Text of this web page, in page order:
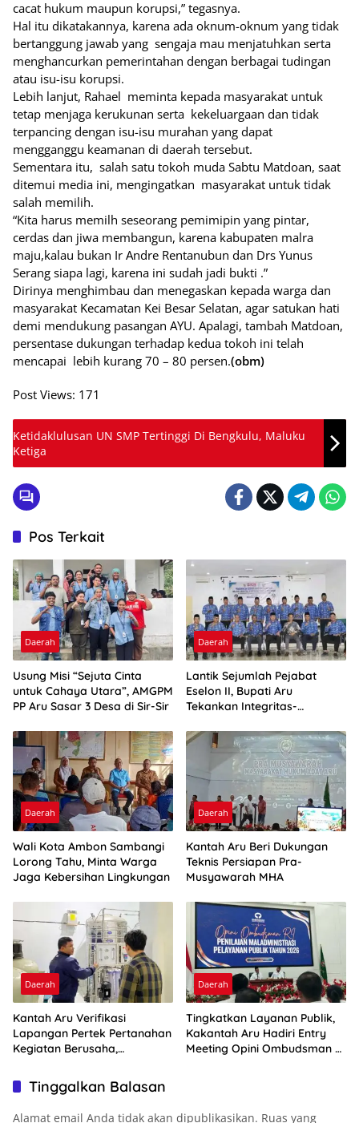
cacat hukum maupun korupsi,” tegasnya.
Hal itu dikatakannya, karena ada oknum-oknum yang tidak
bertanggung jawab yang sengaja mau menjatuhkan serta
menghancurkan pemerintahan dengan berbagai tudingan
atau isu-isu korupsi.
Lebih lanjut, Rahael meminta kepada masyarakat untuk
tetap menjaga kerukunan serta kekeluargaan dan tidak
terpancing dengan isu-isu murahan yang dapat
mengganggu keamanan di daerah tersebut.
Sementara itu, salah satu tokoh muda Sabtu Matdoan, saat
ditemui media ini, mengingatkan masyarakat untuk tidak
salah memilih.
“Kita harus memilh seseorang pemimipin yang pintar,
cerdas dan jiwa membangun, karena kabupaten malra
maju,kalau bukan Ir Andre Rentanubun dan Drs Yunus
Serang siapa lagi, karena ini sudah jadi bukti .”
Dirinya menghimbau dan menegaskan kepada warga dan
masyarakat Kecamatan Kei Besar Selatan, agar satukan hati
demi mendukung pasangan AYU. Apalagi, tambah Matdoan,
persentase dukungan terhadap kedua tokoh ini telah
mencapai lebih kurang 70 – 80 persen.(obm)
Post Views: 171
Ketidaklulusan UN SMP Tertinggi Di Bengkulu, Maluku
Ketiga
Pos Terkait
Daerah
Usung Misi “Sejuta Cinta
untuk Cahaya Utara”, AMGPM
PP Aru Sasar 3 Desa di Sir-Sir
Daerah
Lantik Sejumlah Pejabat
Eselon II, Bupati Aru
Tekankan Integritas-
Daerah
Wali Kota Ambon Sambangi
Lorong Tahu, Minta Warga
Jaga Kebersihan Lingkungan
Daerah
Kantah Aru Beri Dukungan
Teknis Persiapan Pra-
Musyawarah MHA
Daerah
Kantah Aru Verifikasi
Lapangan Pertek Pertanahan
Kegiatan Berusaha,
Daerah
Tingkatkan Layanan Publik,
Kakantah Aru Hadiri Entry
Meeting Opini Ombudsman RI
Tinggalkan Balasan
Alamat email Anda tidak akan dipublikasikan. Ruas yang